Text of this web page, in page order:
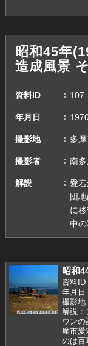
昭和45年
造成風景
資料ID 107
年月日
撮影地 多
撮影者 南
解説
愛
団
に
中の
昭和
資料ID
年月日
撮影地
解説：
ウン
摩市愛
のは百